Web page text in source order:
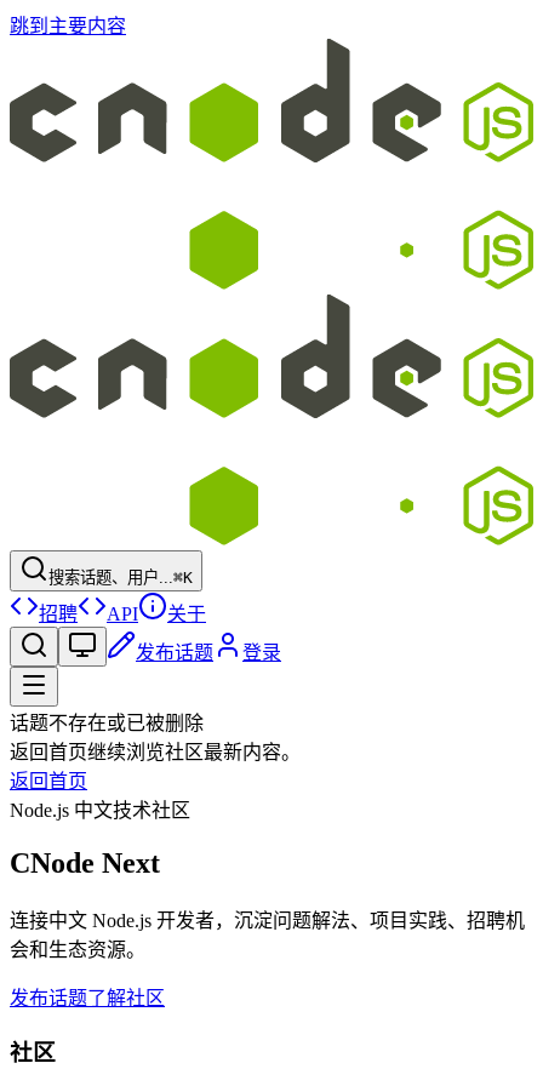
跳到主要内容
搜索话题、用户...⌘K
招聘 API
关于
发布话题
登录
话题不存在或已被删除
返回首页继续浏览社区最新内容。
返回首页
Node.js 中文技术社区
CNode Next
连接中文 Node.js 开发者，沉淀问题解法、项目实践、招聘机
会和生态资源。
发布话题了解社区
社区